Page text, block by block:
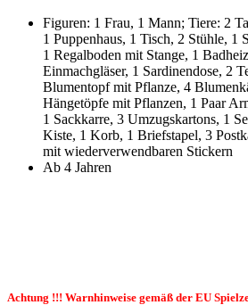
Figuren: 1 Frau, 1 Mann; Tiere: 2
1 Puppenhaus, 1 Tisch, 2 Stühle, 1
1 Regalboden mit Stange, 1
Einmachgläser, 1 Sardinendose, 2
Blumentopf mit Pflanze, 4
Hängetöpfe mit Pflanzen, 1 Paar
1 Sackkarre, 3 Umzugskartons, 1
Kiste, 1 Korb, 1 Briefstapel, 3
mit wiederverwendbaren Stickern
Ab 4 Jahren
Achtung !!! Warnhinweise gemäß der EU